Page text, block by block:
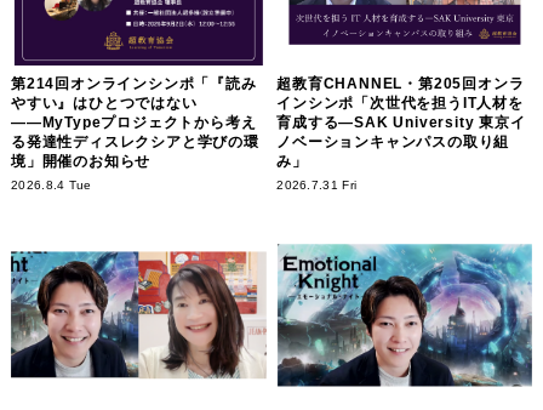
第214回オンラインシンポ「『読み
やすい』はひとつではない
――MyTypeプロジェクトから考え
る発達性ディスレクシアと学びの環
境」開催のお知らせ
2026.8.4 Tue
超教育CHANNEL・第205回オンラ
インシンポ「次世代を担うIT人材を
育成する―SAK University 東京イ
ノベーションキャンパスの取り組
み」
2026.7.31 Fri